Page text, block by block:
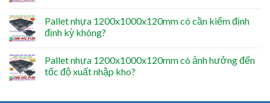
Pallet nhựa 1200x1000x120mm có cần kiểm định
định kỳ không?
Pallet nhựa 1200x1000x120mm có ảnh hưởng đến
tốc độ xuất nhập kho?